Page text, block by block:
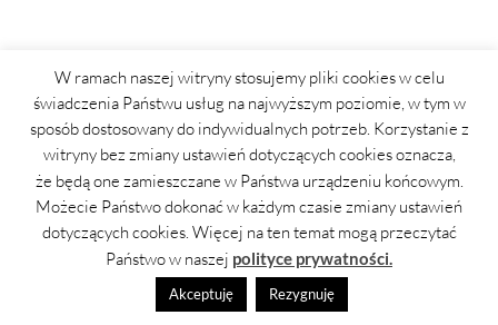
W ramach naszej witryny stosujemy pliki cookies w celu
świadczenia Państwu usług na najwyższym poziomie, w tym w
sposób dostosowany do indywidualnych potrzeb. Korzystanie z
witryny bez zmiany ustawień dotyczących cookies oznacza,
że będą one zamieszczane w Państwa urządzeniu końcowym.
Możecie Państwo dokonać w każdym czasie zmiany ustawień
dotyczących cookies. Więcej na ten temat mogą przeczytać
Państwo w naszej polityce prywatności.
Akceptuję Rezygnuję